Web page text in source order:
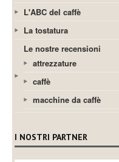
L'ABC del caffè
La tostatura
Le nostre recensioni
attrezzature
caffè
macchine da caffè
I NOSTRI PARTNER